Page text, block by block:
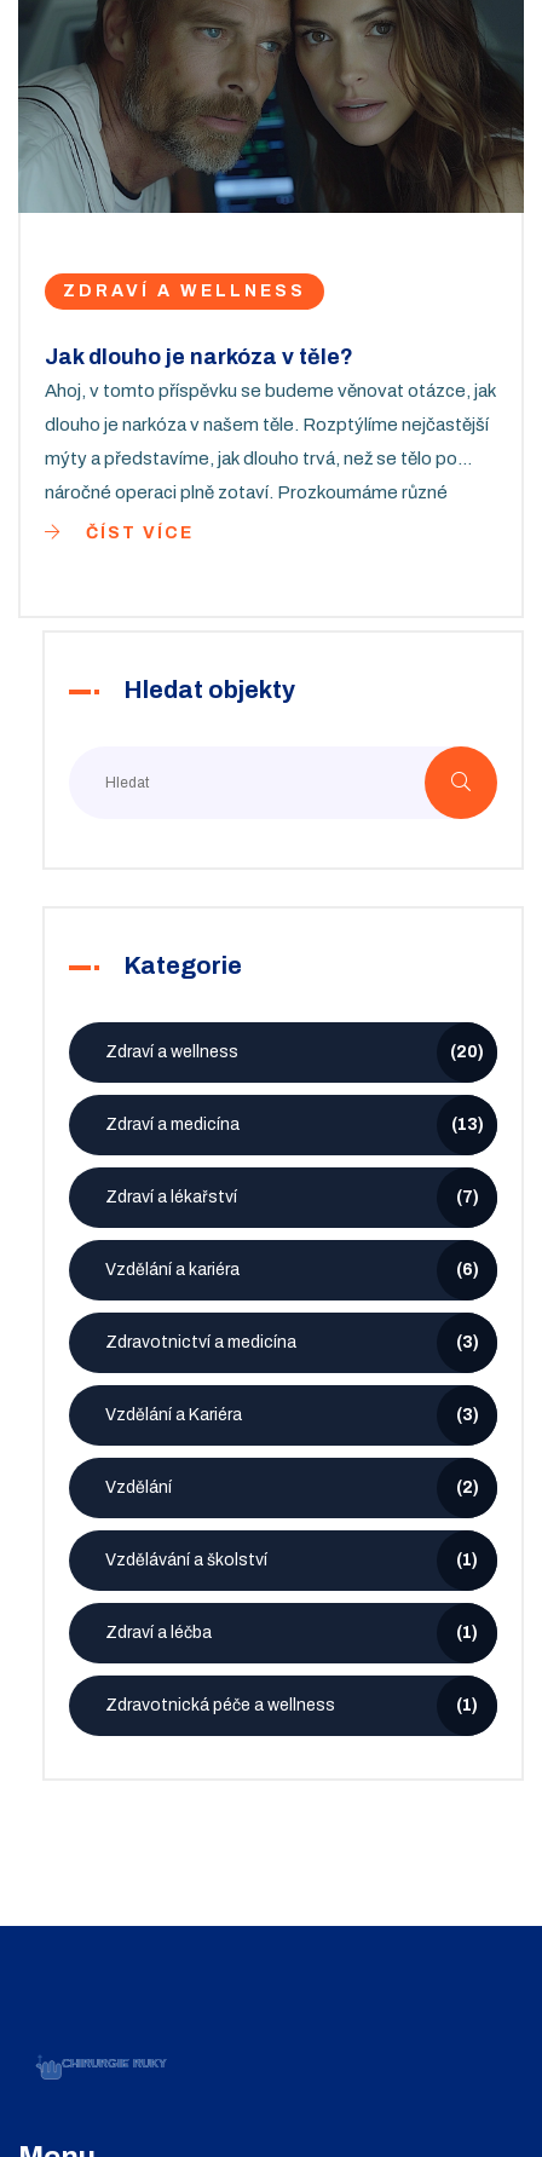
ZDRAVÍ A WELLNESS
Jak dlouho je narkóza v těle?
Ahoj, v tomto příspěvku se budeme věnovat otázce, jak
dlouho je narkóza v našem těle. Rozptýlíme nejčastější
mýty a představíme, jak dlouho trvá, než se tělo po
náročné operaci plně zotaví. Prozkoumáme různé
faktory, které mohou ovlivnit dobu, po kterou je narkóza
ČÍST VÍCE
Hledat objekty
Kategorie
Zdraví a wellness (20)
Zdraví a medicína (13)
Zdraví a lékařství (7)
Vzdělání a kariéra (6)
Zdravotnictví a medicína (3)
Vzdělání a Kariéra (3)
Vzdělání (2)
Vzdělávání a školství (1)
Zdraví a léčba (1)
Zdravotnická péče a wellness (1)